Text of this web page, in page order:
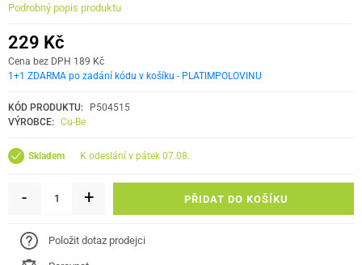
Podrobný popis produktu
229 Kč
Cena bez DPH 189 Kč
1+1 ZDARMA po zadání kódu v košíku - PLATIMPOLOVINU
KÓD PRODUKTU:
P504515
VÝROBCE: Cu-Be
Skladem k odeslání v pátek 07.08.
- + PŘIDAT DO KOŠÍKU
Položit dotaz prodejci